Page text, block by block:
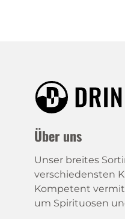
Über uns
Unser breites
verschiedensten
Kompetent
um Spirituosen